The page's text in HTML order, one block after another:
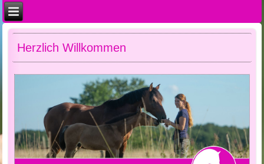
Herzlich Willkommen